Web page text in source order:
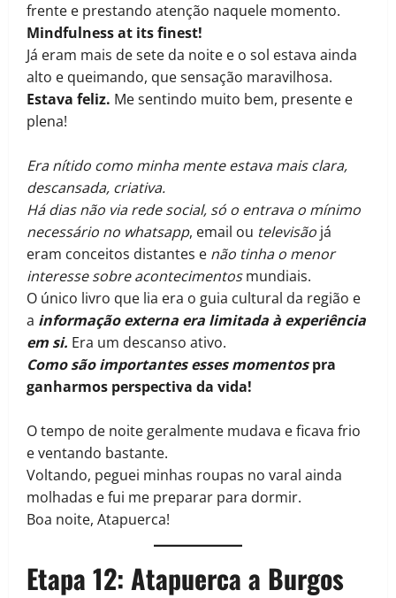
frente e prestando atenção naquele momento.
Mindfulness at its finest!
Já eram mais de sete da noite e o sol estava ainda
alto e queimando, que sensação maravilhosa.
Estava feliz. Me sentindo muito bem, presente e
plena!
Era nítido como minha mente estava mais clara,
descansada, criativa.
Há dias não via rede social, só o entrava o mínimo
necessário no whatsapp, email ou televisão já
eram conceitos distantes e não tinha o menor
interesse sobre acontecimentosmundiais.
O único livro que lia era o guia cultural da região e
a informação externa era limitada à experiência
em si. Era um descanso ativo.
Como são importantes esses momentos pra
ganharmos perspectiva da vida!
O tempo de noite geralmente mudava e ficava frio
e ventando bastante.
Voltando, peguei minhas roupas no varal ainda
molhadas e fui me preparar para dormir.
Boa noite, Atapuerca!
Etapa 12: Atapuerca a Burgos